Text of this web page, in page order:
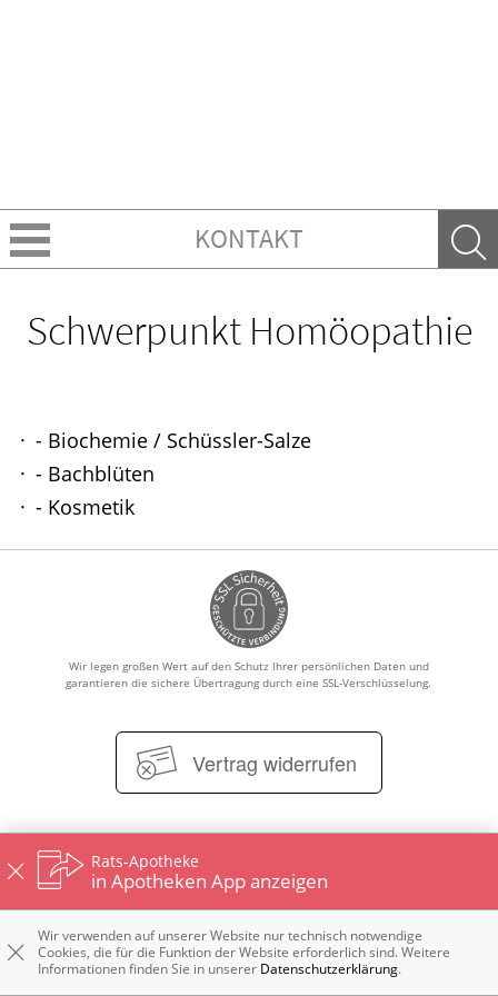
KONTAKT
Krankheiten & Therapie
Schwerpunkt Homöopathie
- Biochemie / Schüssler-Salze
- Bachblüten
- Kosmetik
Wir legen großen Wert auf den Schutz Ihrer persönlichen Daten und
garantieren die sichere Übertragung durch eine SSL-Verschlüsselung.
Vertrag widerrufen
Impressum Datenschutz
Widerrufsbelehrung
Rats-Apotheke
in Apotheken App anzeigen
Wir verwenden auf unserer Website nur technisch notwendige
Cookies, die für die Funktion der Website erforderlich sind. Weitere
Informationen finden Sie in unserer Datenschutzerklärung.